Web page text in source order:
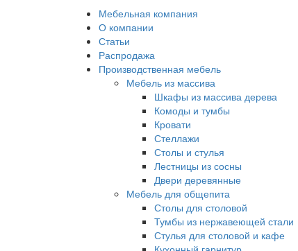
Мебельная компания
О компании
Статьи
Распродажа
Производственная мебель
Мебель из массива
Шкафы из массива дерева
Комоды и тумбы
Кровати
Стеллажи
Столы и стулья
Лестницы из сосны
Двери деревянные
Мебель для общепита
Столы для столовой
Тумбы из нержавеющей стали
Стулья для столовой и кафе